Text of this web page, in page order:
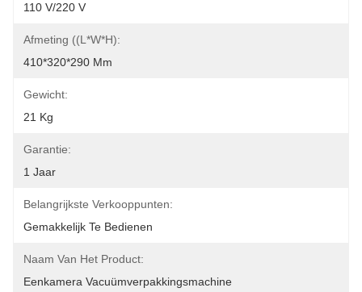
110 V/220 V
Afmeting ((L*W*H):
410*320*290 Mm
Gewicht:
21 Kg
Garantie:
1 Jaar
Belangrijkste Verkooppunten:
Gemakkelijk Te Bedienen
Naam Van Het Product:
Eenkamera Vacuümverpakkingsmachine